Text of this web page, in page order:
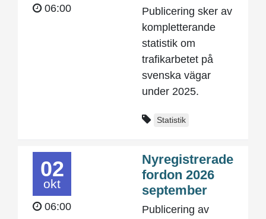
06:00
Publicering sker av
kompletterande
statistik om
trafikarbetet på
svenska vägar
under 2025.
Statistik
02
okt
06:00
Nyregistrerade
fordon 2026
september
Publicering av